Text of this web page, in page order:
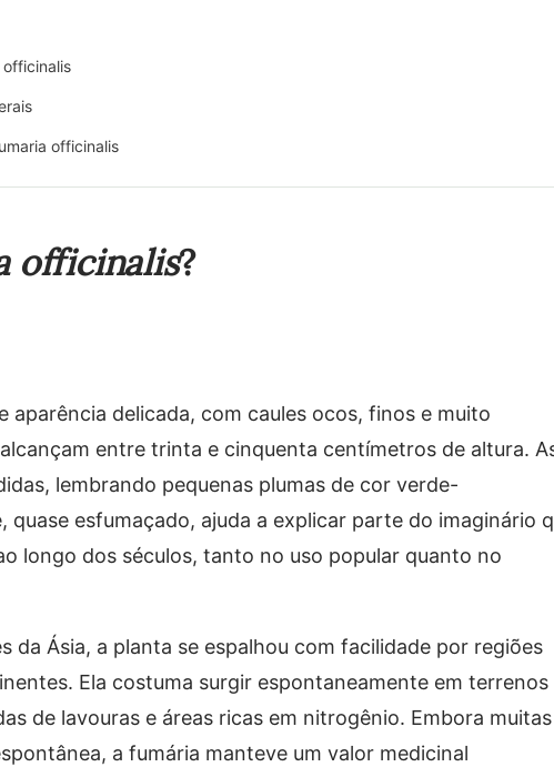
officinalis
officinalis
officinalis?
aparência delicada, com caules ocos, finos e muito
entre trinta e cinquenta centímetros de altura.
lembrando pequenas plumas de cor verde-
quase esfumaçado, ajuda a explicar parte do imaginário
longo dos séculos, tanto no uso popular quanto no
da Ásia, a planta se espalhou com facilidade por regiões
Ela costuma surgir espontaneamente em terrenos
de lavouras e áreas ricas em nitrogênio. Embora muitas
a fumária manteve um valor medicinal